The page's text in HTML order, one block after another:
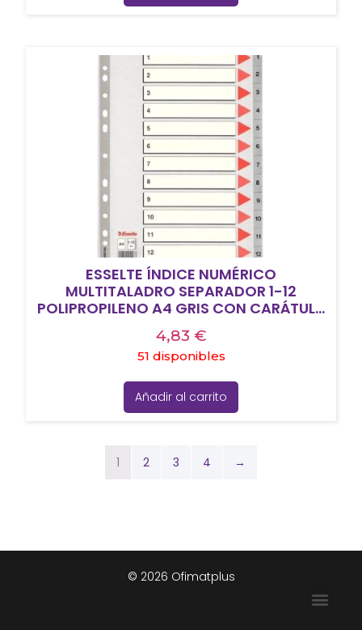
ESSELTE ÍNDICE NUMÉRICO
MULTITALADRO SEPARADOR 1-12
POLIPROPILENO A4 GRIS CON CARÁTULA
4,83 €
51 disponibles
Añadir al carrito
1 2 3 4 →
© 2026 Ofimatplus